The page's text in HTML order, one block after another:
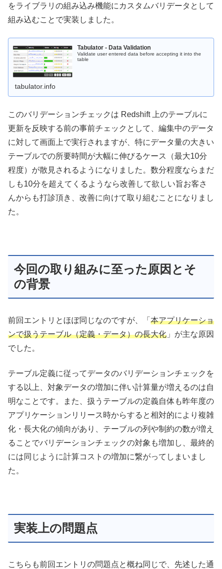
をライブラリの組み込み機能にカスタムバリデータとして
組み込むことで実装しました。
Tabulator - Data Validation
Validate user entered data before accepting it into the
table
tabulator.info
このバリデーションチェックは Redshift 上のテーブルに
更新を反映する前の事前チェックとして、編集中のデータ
に対して画面上で実行されますが、特にデータ量の大きい
テーブルでの所要時間が大幅に伸びるケース（最大10分
程度）が散見されるようになりました。数分程度ならまだ
しも10分を超えてくるようなら改善して欲しい旨お客さ
んからも打診頂き、改善に向けて取り組むことになりまし
た。
今回の取り組みに至った原因とそ
の背景
前回エントリとほぼ同じなのですが、「 本アプリケーショ
ンで扱うテーブル（定義・データ）の長大化 」が主な原因
でした。
テーブル定義に従ってデータのバリデーションチェックを
する以上、対象データの増加に伴い計算量が増えるのは自
明なことです。また、扱うテーブルの定義自体も昨年度の
アプリケーションリリース時からすると相対的により複雑
化・長大化の傾向があり、テーブルの列や制約の数が増え
ることでバリデーションチェックの対象も増加し、最終的
には同じように計算コストの増加に繋がってしまいまし
た。
実装上の問題点
こちらも前回エントリの問題点と概ね同じで、先述した通